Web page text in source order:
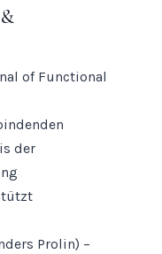
of Functional
der
Prolin) –